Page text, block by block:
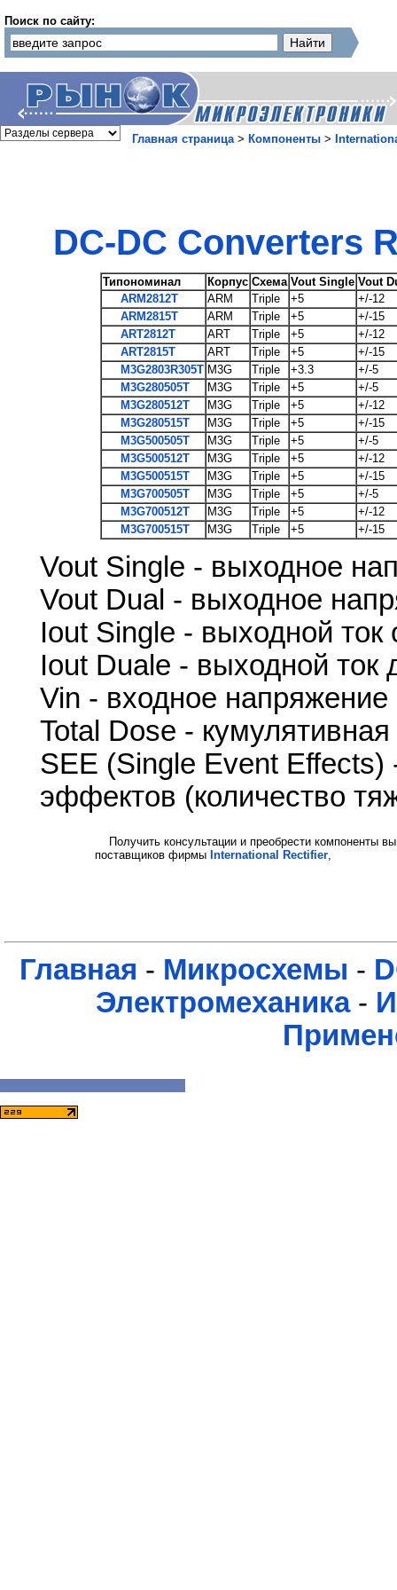
Поиск по сайту:
Главная страница> Компоненты >
DC-DC Converters
Типономинал Корпус Схема Vout Single Vout
ARM2812T
ARM Triple +5
+/-12
ARM2815T
ARM Triple +5
+/-15
ART2812T
ART Triple +5
+/-12
ART2815T
ART Triple +5
+/-15
M3G2803R305T M3G Triple +3.3
+/-5
M3G280505T
M3G Triple +5
+/-5
M3G280512T
M3G Triple +5
+/-12
M3G280515T
M3G Triple +5
+/-15
M3G500505T
M3G Triple +5
+/-5
M3G500512T
M3G Triple +5
+/-12
M3G500515T
M3G Triple +5
+/-15
M3G700505T
M3G Triple +5
+/-5
M3G700512T
M3G Triple +5
+/-12
M3G700515T
M3G Triple +5 +/-15
Vout Single - выходное
Vout Dual - выходное
Iout Single - выходной ток
Iout Duale - выходной ток
Vin - входное напряжение
Total Dose -
SEE (Single Event
эффектов (количество
Получить консультации и преобрести компоненты
поставщиков фирмы International Rectifier
Главная - Микросхемы -
Электромеханика-